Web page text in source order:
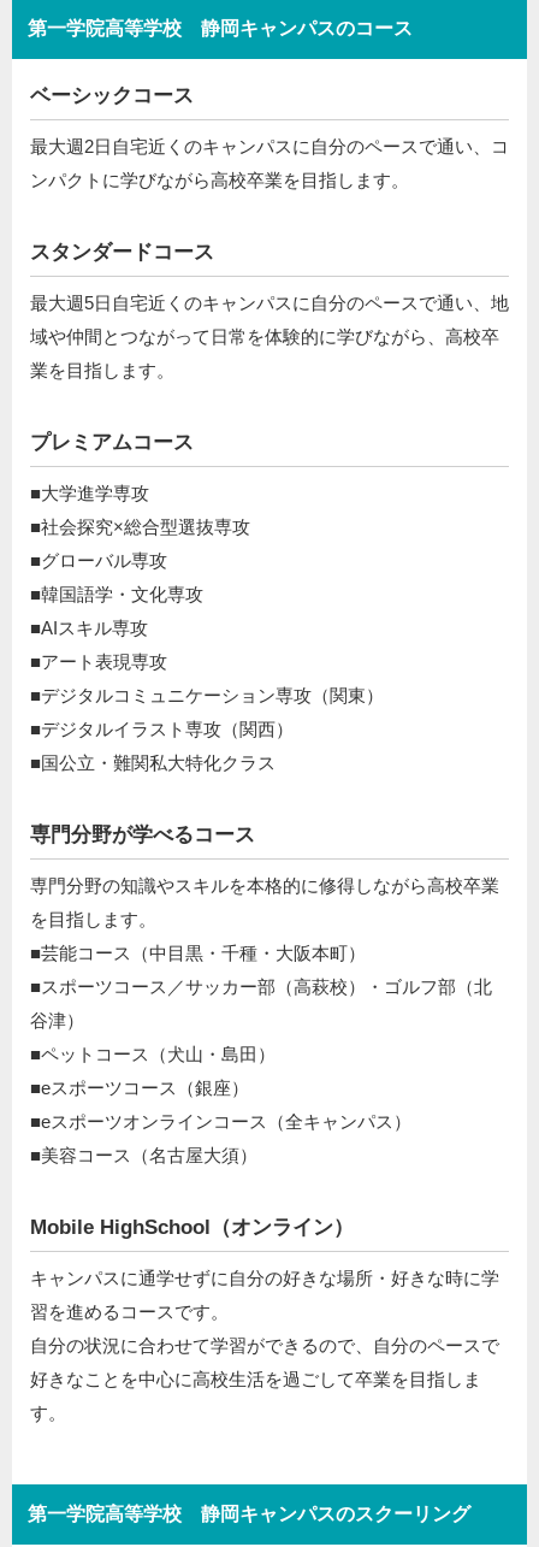
第一学院高等学校 静岡キャンパスのコース
ベーシックコース
最大週2日自宅近くのキャンパスに自分のペースで通い、コ
ンパクトに学びながら高校卒業を目指します。
スタンダードコース
最大週5日自宅近くのキャンパスに自分のペースで通い、地
域や仲間とつながって日常を体験的に学びながら、高校卒
業を目指します。
プレミアムコース
■大学進学専攻
■社会探究×総合型選抜専攻
■グローバル専攻
■韓国語学・文化専攻
■AIスキル専攻
■アート表現専攻
■デジタルコミュニケーション専攻（関東）
■デジタルイラスト専攻（関西）
■国公立・難関私大特化クラス
専門分野が学べるコース
専門分野の知識やスキルを本格的に修得しながら高校卒業
を目指します。
■芸能コース（中目黒・千種・大阪本町）
■スポーツコース／サッカー部（高萩校）・ゴルフ部（北
谷津）
■ペットコース（犬山・島田）
■eスポーツコース（銀座）
■eスポーツオンラインコース（全キャンパス）
■美容コース（名古屋大須）
Mobile HighSchool（オンライン）
キャンパスに通学せずに自分の好きな場所・好きな時に学
習を進めるコースです。
自分の状況に合わせて学習ができるので、自分のペースで
好きなことを中心に高校生活を過ごして卒業を目指しま
す。
第一学院高等学校 静岡キャンパスのスクーリング